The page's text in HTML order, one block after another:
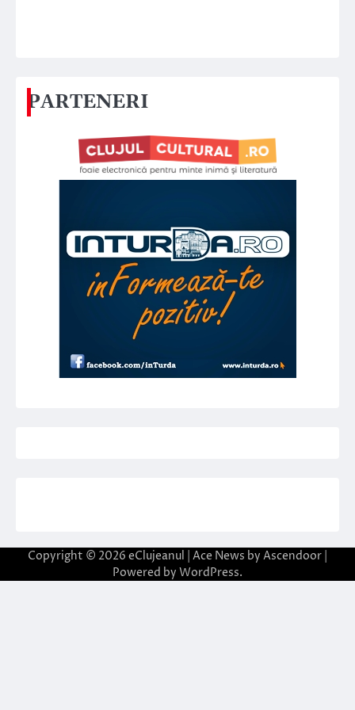
PARTENERI
Copyright © 2026 eClujeanul | Ace News by Ascendoor
Powered by WordPress.